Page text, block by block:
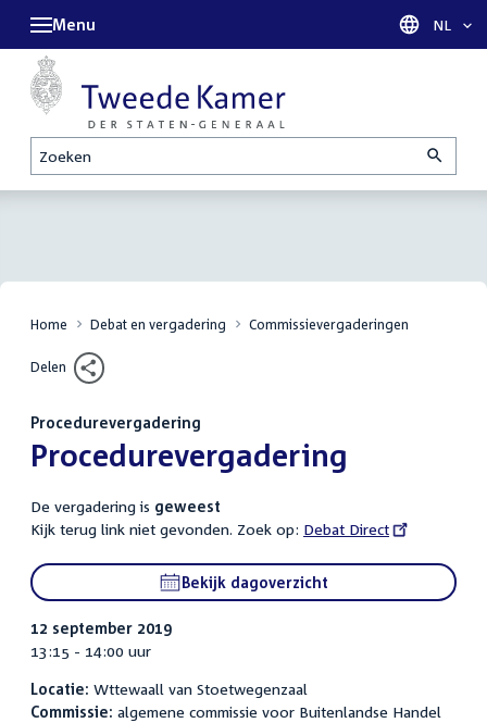
Zoeken
Menu Taal
NL
Home Debat en vergadering Commissievergaderingen
Delen
Procedurevergadering
:Procedurevergadering
De vergadering is geweest
Kijk terug link niet gevonden. Zoek op: External
Debat Direct
Bekijk dagoverzicht
12 september 2019
13:15 - 14:00 uur
Locatie: Wttewaall van Stoetwegenzaal
Commissie: algemene commissie voor Buitenlandse Handel